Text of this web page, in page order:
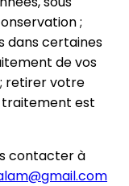
;
dans certaines
de vos
retirer votre
est
contacter à